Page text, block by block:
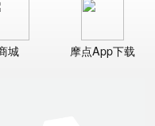
城 摩点App下载